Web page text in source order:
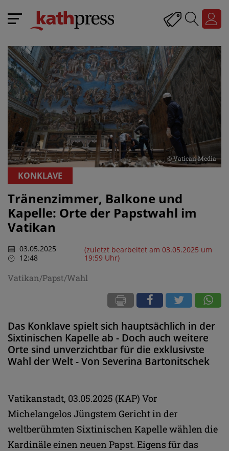
KONKLAVE
© Vatican Media
Tränenzimmer, Balkone und
Kapelle: Orte der Papstwahl im
Vatikan
03.05.2025
12:48
(zuletzt bearbeitet am 03.05.2025 um
19:59 Uhr)
Vatikan/Papst/Wahl
Das Konklave spielt sich hauptsächlich in der
Sixtinischen Kapelle ab - Doch auch weitere
Orte sind unverzichtbar für die exklusivste
Wahl der Welt - Von Severina Bartonitschek
Vatikanstadt, 03.05.2025 (KAP) Vor
Michelangelos Jüngstem Gericht in der
weltberühmten Sixtinischen Kapelle wählen die
Kardinäle einen neuen Papst. Eigens für das